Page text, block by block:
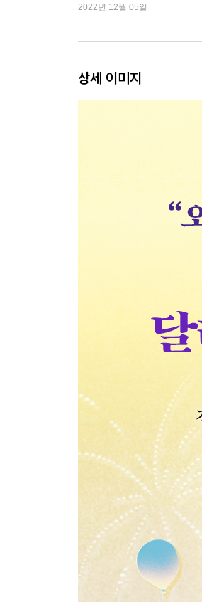
2022년 12월 05일
상세 이미지